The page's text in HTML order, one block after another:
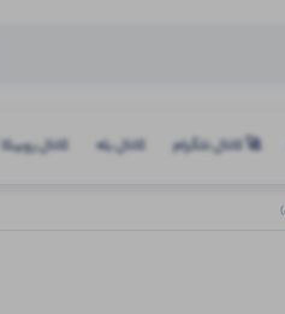
🚀 کانال تلگرام کانال بله کانال روبیکا